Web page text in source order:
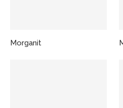
Morganit